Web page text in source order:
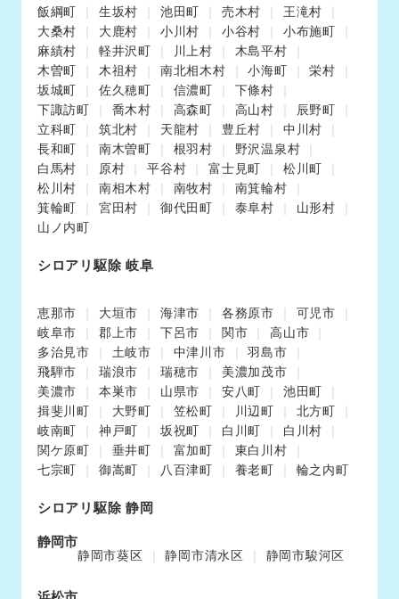
飯綱町
生坂村 池田町 売木村
王滝村
大桑村
大鹿村 小川村 小谷村
小布施町
麻績村
軽井沢町 川上村
木島平村
木曽町
木祖村 南北相木村 小海町
栄村
坂城町
佐久穂町 信濃町
下條村
下諏訪町
喬木村 高森町 高山村
辰野町
立科町
筑北村 天龍村 豊丘村
中川村
長和町
南木曽町 根羽村
野沢温泉村
白馬村
原村 平谷村 富士見町
松川町
松川村
南相木村 南牧村
南箕輪村
箕輪町
宮田村 御代田町 泰阜村
山形村
山ノ内町
シロアリ駆除 岐阜
恵那市 大垣市 海津市 各務原市
可児市
岐阜市
郡上市 下呂市 関市
高山市
多治見市
土岐市 中津川市
羽島市
飛騨市
瑞浪市 瑞穂市
美濃加茂市
美濃市
本巣市 山県市 安八町
池田町
揖斐川町
大野町 笠松町 川辺町
北方町
岐南町
神戸町 坂祝町 白川町
白川村
関ケ原町
垂井町 富加町
東白川村
七宗町
御嵩町 八百津町 養老町 輪之内町
シロアリ駆除 静岡
静岡市
静岡市葵区 静岡市清水区 静岡市駿河区